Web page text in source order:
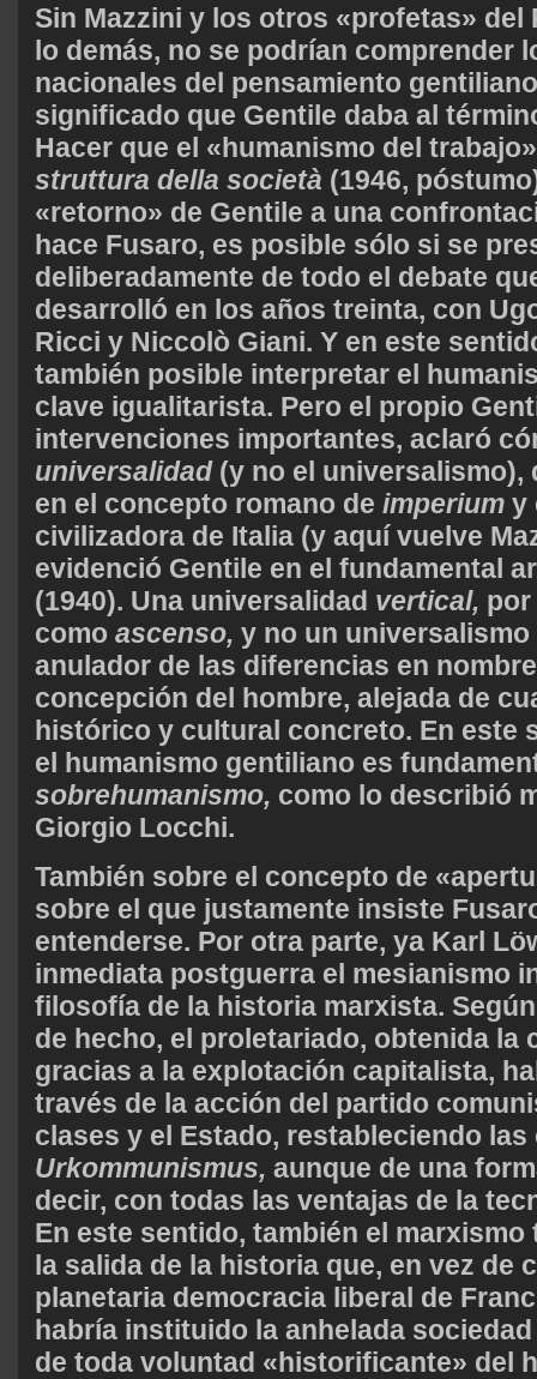
Sin Mazzini y los otros «profetas» del
lo demás, no se podrían comprender
nacionales del pensamiento
significado que Gentile daba al
Hacer que el «humanismo del
struttura della società (1946,
«retorno» de Gentile a una
hace Fusaro, es posible sólo si se
deliberadamente de todo el debate
desarrolló en los años treinta, con
Ricci y Niccolò Giani. Y en este
también posible interpretar el
clave igualitarista. Pero el propio
intervenciones importantes, aclaró
universalidad(y no el universalismo),
en el concepto romano de imperium y
civilizadora de Italia (y aquí vuelve
evidenció Gentile en el fundamental
(1940). Una universalidad vertical, por
como ascenso, y no un
anulador de las diferencias en
concepción del hombre, alejada de
histórico y cultural concreto. En este
el humanismo gentiliano es
sobrehumanismo, como lo describió
Giorgio Locchi.
También sobre el concepto de
sobre el que justamente insiste
entenderse. Por otra parte, ya Karl
inmediata postguerra el mesianismo
filosofía de la historia marxista.
de hecho, el proletariado, obtenida la
gracias a la explotación capitalista,
través de la acción del partido
clases y el Estado, restableciendo
Urkommunismus, aunque de una
decir, con todas las ventajas de la
En este sentido, también el marxismo
la salida de la historia que, en vez de
planetaria democracia liberal de
habría instituido la anhelada
de toda voluntad «historificante» del